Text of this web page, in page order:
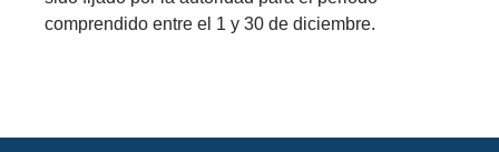
comprendido entre el 1 y 30 de diciembre.